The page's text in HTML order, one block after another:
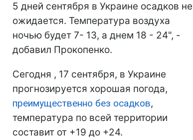
5 дней сентября в Украине осадков не
ожидается. Температура воздуха
ночью будет 7- 13, а днем 18 - 24", -
добавил Прокопенко.
Сегодня , 17 сентября, в Украине
прогнозируется хорошая погода,
преимущественно без осадков,
температура по всей территории
составит от +19 до +24.